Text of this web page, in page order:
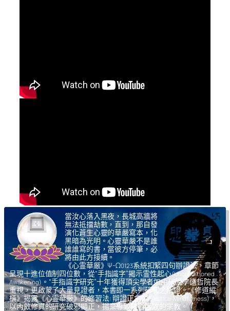
當汝心落入黑夜，長城高牆將
無法抵擋劫數，直到，那自發
演化蒼生心靈的華嚴寫本，化
黑暗為光明。心靈華嚴不是誰
誰誰寫的書，當彼方停筆，必
將由此方接續。
《心霊華厳》Ψ-Ω0123系統扣緊四句辦證法，章節
呈現十進位值制四位數，從“手指識字”揭示霊性起心(Unconditioned
Awakening) 。“手指識字研究”十年獲得頂尖學者如中研院李遠哲院長
重視，更啟蒙了大量見證者，本書即一系列研究之所證。《修道縱
橫》揭露《心霊華厳》的修習法: 辯證正念(Dialectical Mindfulness)，
以內斂修真的研究破邪顯正，揚棄導致核心腐敗的宗教。